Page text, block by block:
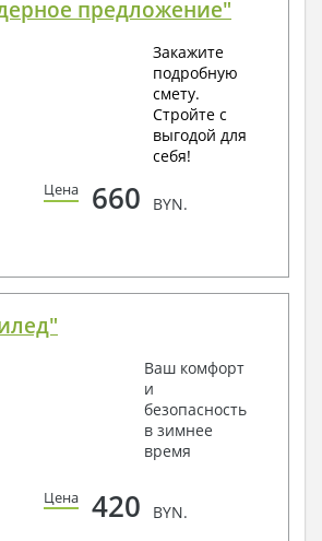
предложение"
Закажите
подробную
смету.
Стройте с
выгодой для
себя!
Цена 660 BYN.
Ваш комфорт
и
безопасность
в зимнее
время
Цена 420 BYN.